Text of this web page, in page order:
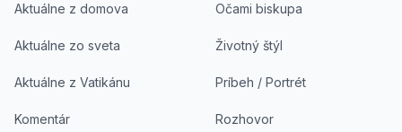
Aktuálne z domova
Aktuálne zo sveta
Aktuálne z Vatikánu
Komentár
Očami biskupa
Životný štýl
Príbeh / Portrét
Rozhovor